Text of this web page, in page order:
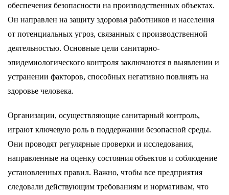
обеспечения безопасности на производственных объектах.
Он направлен на защиту здоровья работников и населения
от потенциальных угроз, связанных с производственной
деятельностью. Основные цели санитарно-
эпидемиологического контроля заключаются в выявлении и
устранении факторов, способных негативно повлиять на
здоровье человека.
Организации, осуществляющие санитарный контроль,
играют ключевую роль в поддержании безопасной среды.
Они проводят регулярные проверки и исследования,
направленные на оценку состояния объектов и соблюдение
установленных правил. Важно, чтобы все предприятия
следовали действующим требованиям и нормативам, что